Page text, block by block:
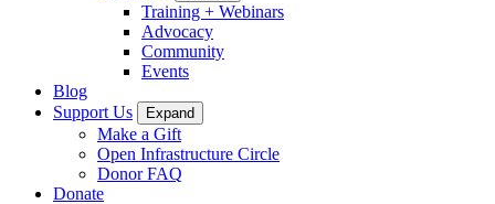
Training + Webinars
Advocacy
Community
Events
Blog
Support Us
Expand
Make a Gift
Open Infrastructure Circle
Donor FAQ
Donate